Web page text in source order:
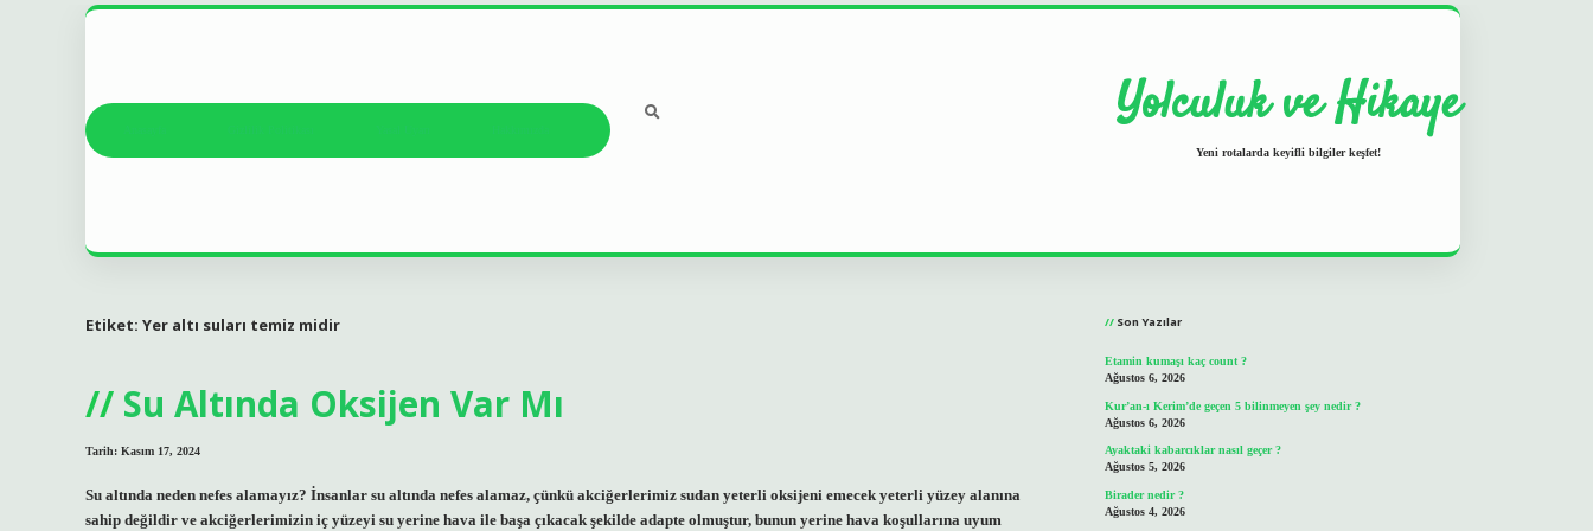
Yolculuk ve Hikaye
Yeni rotalarda keyifli bilgiler keşfet!
Etiket: Yer altı suları temiz midir
Su Altında Oksijen Var Mı
Tarih: Kasım 17, 2024
Su altında neden nefes alamayız? İnsanlar su altında nefes alamaz, çünkü akciğerlerimiz sudan yeterli oksijeni emecek yeterli yüzey alanına
sahip değildir ve akciğerlerimizin iç yüzeyi su yerine hava ile başa çıkacak şekilde adapte olmuştur, bunun yerine hava koşullarına uyum
Son Yazılar
Etamin kumaşı kaç count ?
Ağustos 6, 2026
Kur’an-ı Kerim’de geçen 5 bilinmeyen şey nedir ?
Ağustos 6, 2026
Ayaktaki kabarcıklar nasıl geçer ?
Ağustos 5, 2026
Birader nedir ?
Ağustos 4, 2026